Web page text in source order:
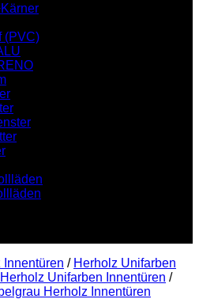
Produkte im Warenkorb.
Produkte im Warenkorb.
(PVC)
Innentüren / Herholz Unifarben
Unifarben Innentüren /
Herholz Innentüren